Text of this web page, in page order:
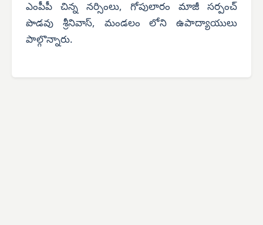
ఎంపీపీ చిన్న నర్సింలు, గోపులారం మాజీ సర్పంచ్
పొడవు శ్రీనివాస్, మండలం లోని ఉపాద్యాయులు
పాల్గొన్నారు.